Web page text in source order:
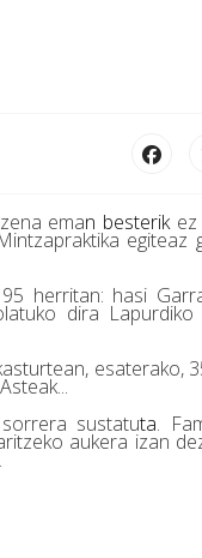
eman besterikez
egiteaz
herritan: hasi
dira Lapurdiko
esaterako,
sustatuta.
aukera izan